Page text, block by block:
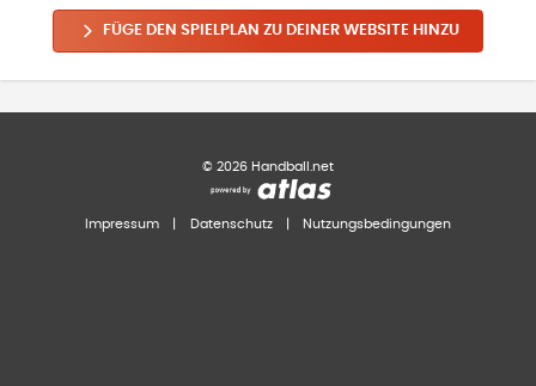
FÜGE DEN SPIELPLAN ZU DEINER WEBSITE HINZU
© 2026 Handball.net
Impressum Datenschutz Nutzungsbedingungen